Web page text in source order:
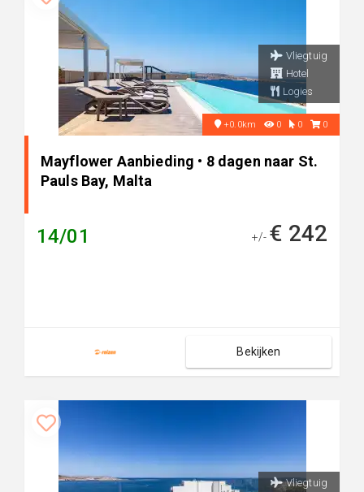
Vliegtuig
Hotel
Logies
+0.0km 0 0 0
Mayflower Aanbieding • 8 dagen naar St.
Pauls Bay, Malta
14/01 +/- € 242
Bekijken
Vliegtuig